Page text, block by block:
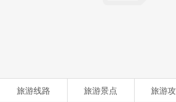
旅游线路 旅游景点 旅游